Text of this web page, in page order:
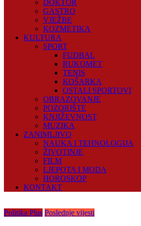
DOKTOR
GASTRO
VJEŽBE
KOZMETIKA
KULTURA
SPORT
FUDBAL
RUKOMET
TENIS
KOŠARKA
OSTALI SPORTOVI
OBRAZOVANJE
POZORIŠTE
KNJIŽEVNOST
MUZIKA
ZANIMLJIVO
NAUKA I TEHNOLOGIJA
ŽIVOTINJE
FILM
LJEPOTA I MODA
HOROSKOP
KONTAKT
Politika Plus Poslednje vijesti